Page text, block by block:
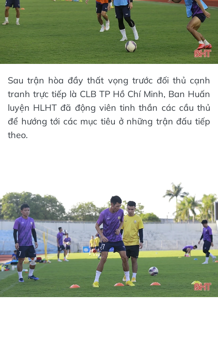
Sau trận hòa đầy thất vọng trước đối thủ cạnh
tranh trực tiếp là CLB TP Hồ Chí Minh, Ban Huấn
luyện HLHT đã động viên tinh thần các cầu thủ
để hướng tới các mục tiêu ở những trận đấu tiếp
theo.